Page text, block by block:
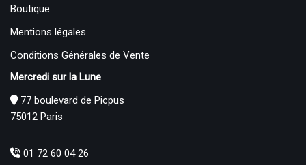
Boutique
Mentions légales
Conditions Générales de Vente
Mercredi sur la Lune
77 boulevard de Picpus
75012 Paris
01 72 60 04 26